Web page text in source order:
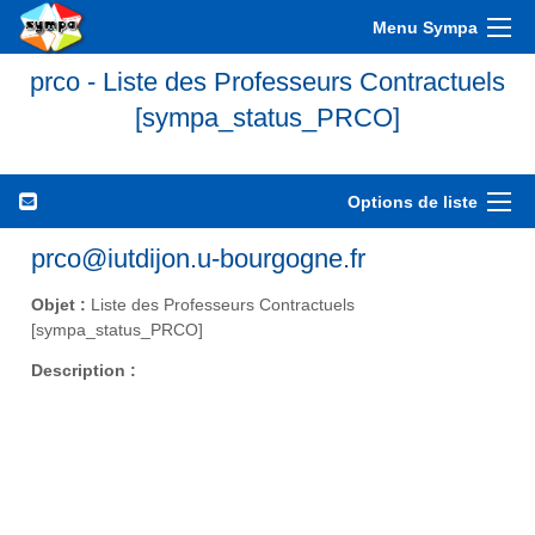
Menu Sympa
prco - Liste des Professeurs Contractuels
[sympa_status_PRCO]
Options de liste
prco@iutdijon.u-bourgogne.fr
Objet : Liste des Professeurs Contractuels
[sympa_status_PRCO]
Description :